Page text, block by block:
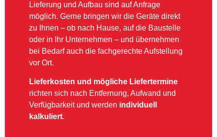
Lieferung und Aufbau sind auf Anfrage
möglich. Gerne bringen wir die Geräte direkt
zu Ihnen – ob nach Hause, auf die Baustelle
oder in Ihr Unternehmen – und übernehmen
bei Bedarf auch die fachgerechte Aufstellung
vor Ort.
Lieferkosten und mögliche Liefertermine
richten sich nach Entfernung, Aufwand und
Verfügbarkeit und werden individuell
kalkuliert.